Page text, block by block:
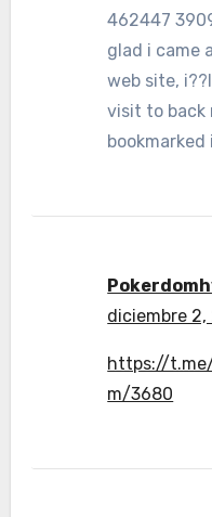
462447
glad i came
web site,
visit to back
diciembre 2,
https://
m/3680